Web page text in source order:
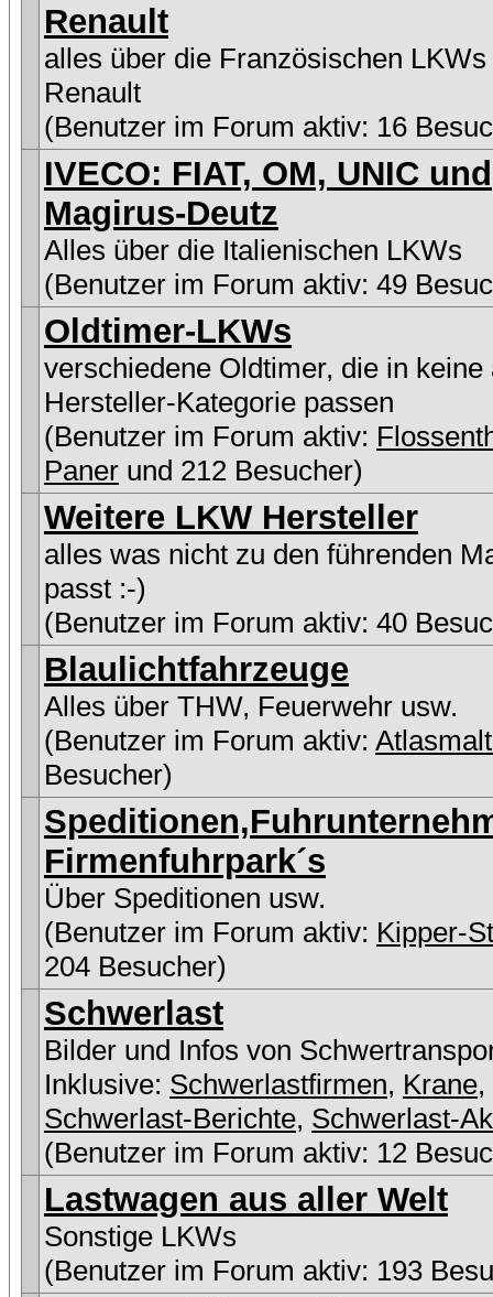
Renault
alles über die Französischen LKWs
Renault
(Benutzer im Forum aktiv: 16
IVECO: FIAT, OM, UNIC und
Magirus-Deutz
Alles über die Italienischen LKWs
(Benutzer im Forum aktiv: 49
Oldtimer-LKWs
verschiedene Oldtimer, die in keine
Hersteller-Kategorie passen
(Benutzer im Forum aktiv:
Paner und 212 Besucher)
Weitere LKW Hersteller
alles was nicht zu den führenden
passt :-)
(Benutzer im Forum aktiv: 40
Blaulichtfahrzeuge
Alles über THW, Feuerwehr usw.
(Benutzer im Forum aktiv:
Besucher)
Firmenfuhrpark´s
Über Speditionen usw.
(Benutzer im Forum aktiv: Kipper-
204 Besucher)
Schwerlast
Bilder und Infos von
Inklusive: Schwerlastfirmen, Krane,
Schwerlast-Berichte, Schwerlast-
(Benutzer im Forum aktiv: 12
Lastwagen aus aller Welt
Sonstige LKWs
(Benutzer im Forum aktiv: 193